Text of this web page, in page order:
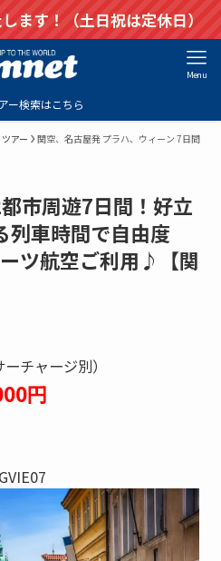
ます！（土日祝は定休日）
Menu
ー検索はこちら
アー 関空、名古屋発 プラハ、ウィーン 7日間
市周遊7日間！好立
列車時間で自由度
ツ航空ご利用♪【関
チャージ別）
円